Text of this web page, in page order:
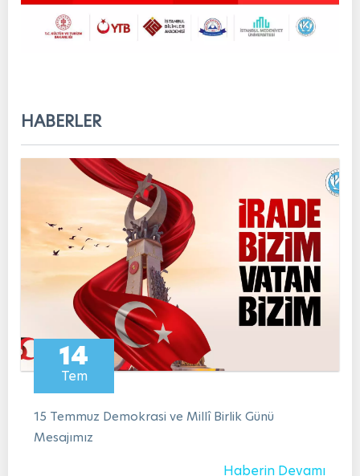
HABERLER
14
Tem
15 Temmuz Demokrasi ve Millî Birlik Günü
Mesajımız
Haberin Devamı